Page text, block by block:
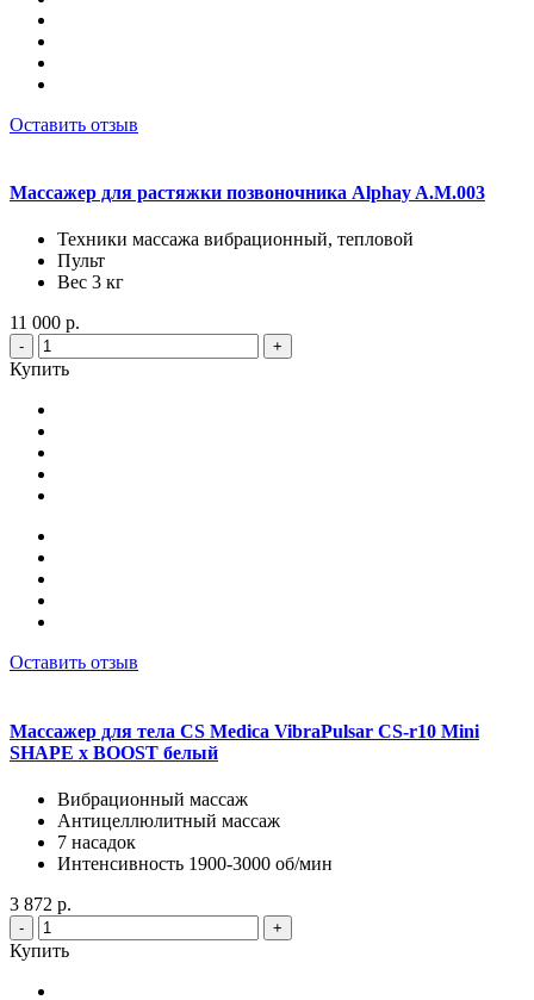
Оставить отзыв
Массажер для растяжки позвоночника Alphay A.M.003
Техники массажа вибрационный, тепловой
Пульт
Вес 3 кг
11 000 р.
- +
Купить
Оставить отзыв
Массажер для тела CS Medica VibraPulsar CS-r10 Mini
SHAPE x BOOST белый
Вибрационный массаж
Антицеллюлитный массаж
7 насадок
Интенсивность 1900-3000 об/мин
3 872 р.
- +
Купить